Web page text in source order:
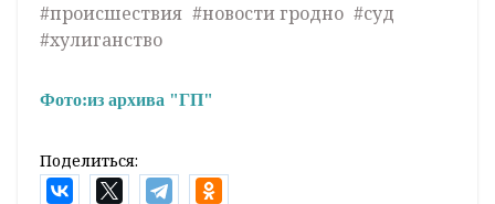
#происшествия #новости гродно #суд
#хулиганство
Фото:из архива "ГП"
Поделиться: